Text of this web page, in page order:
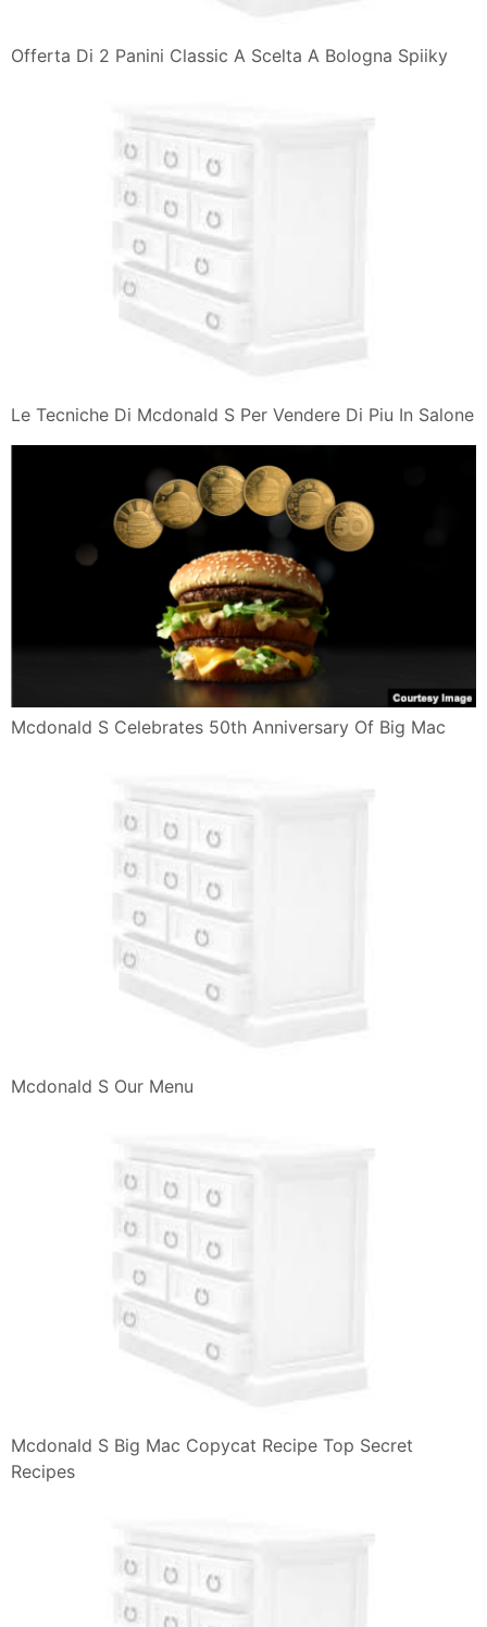
Offerta Di 2 Panini Classic A Scelta A Bologna Spiiky
Le Tecniche Di Mcdonald S Per Vendere Di Piu In Salone
Mcdonald S Celebrates 50th Anniversary Of Big Mac
Mcdonald S Our Menu
Mcdonald S Big Mac Copycat Recipe Top Secret
Recipes